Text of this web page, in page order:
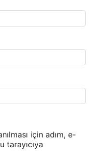
için adım, e-
tarayıcıya